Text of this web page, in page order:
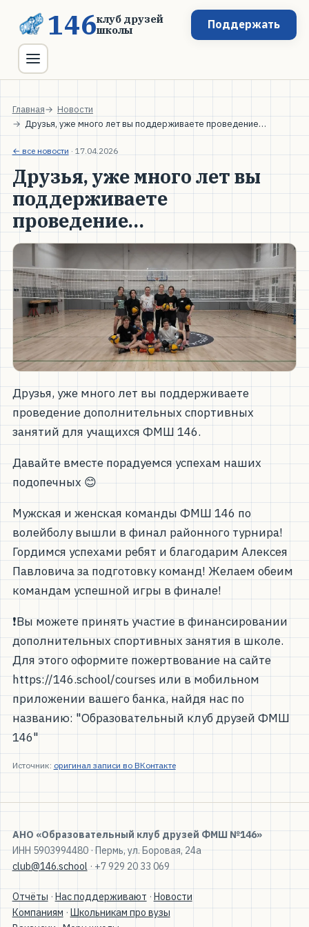
146клуб друзей
школы
Поддержать
Главная
Новости
Друзья, уже много лет вы поддерживаете проведение…
← все новости · 17.04.2026
Друзья, уже много лет вы
поддерживаете
проведение…
Друзья, уже много лет вы поддерживаете
проведение дополнительных спортивных
занятий для учащихся ФМШ 146.
Давайте вместе порадуемся успехам наших
подопечных 😊
Мужская и женская команды ФМШ 146 по
волейболу вышли в финал районного турнира!
Гордимся успехами ребят и благодарим Алексея
Павловича за подготовку команд! Желаем обеим
командам успешной игры в финале!
❗Вы можете принять участие в финансировании
дополнительных спортивных занятия в школе.
Для этого оформите пожертвование на сайте
https://146.school/courses или в мобильном
приложении вашего банка, найдя нас по
названию: "Образовательный клуб друзей ФМШ
146"
Источник: оригинал записи во ВКонтакте
АНО «Образовательный клуб друзей ФМШ №146»
ИНН 5903994480 · Пермь, ул. Боровая, 24а
club@146.school· +7 929 20 33 069
Отчёты · Нас поддерживают · Новости
Компаниям · Школьникам про вузы